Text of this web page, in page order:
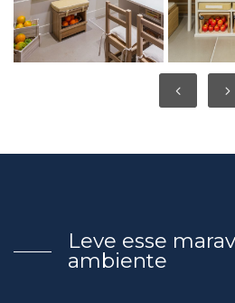
Leve esse
ambiente